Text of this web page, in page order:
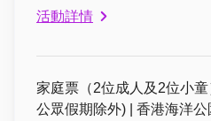
活動詳情
家庭票（2位成人及2位小
公眾假期除外) | 香港海洋公